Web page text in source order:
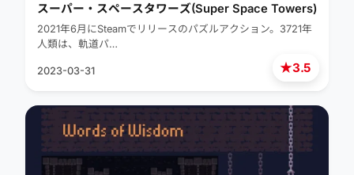
★3.5
スーパー・スペースタワーズ(Super Space Towers)
2021年6月にSteamでリリースのパズルアクション。3721年
人類は、軌道パ…
2023-03-31